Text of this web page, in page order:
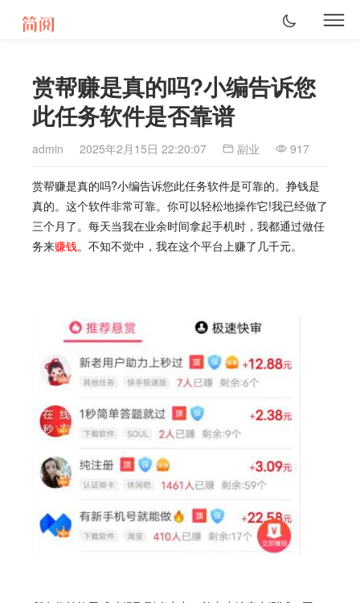
赏帮赚是真的吗?小编告诉您
此任务软件是否靠谱
admin 2025年2月15日 22:20:07 副业 917
赏帮赚是真的吗?小编告诉您此任务软件是可靠的。挣钱是
真的。这个软件非常可靠。你可以轻松地操作它!我已经做了
三个月了。每天当我在业余时间拿起手机时，我都通过做任
务来赚钱。不知不觉中，我在这个平台上赚了几千元。